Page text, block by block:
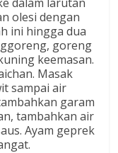
olesi dengan
ini hingga dua
goreng
keemasan.
Masak
sampai air
garam
tambahkan air
Ayam geprek